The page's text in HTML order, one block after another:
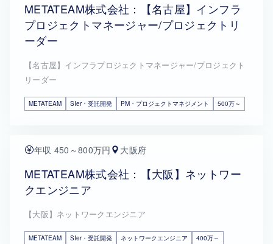
METATEAM株式会社：【名古屋】インフラ
プロジェクトマネージャー/プロジェクトリ
ーダー
【名古屋】インフラプロジェクトマネージャー/プロジェクト
リーダー
METATEAM SIer・受託開発 PM・プロジェクトマネジメント 500万～
年収 450～800万円 大阪府
METATEAM株式会社：【大阪】ネットワー
クエンジニア
【大阪】ネットワークエンジニア
METATEAM SIer・受託開発 ネットワークエンジニア 400万～